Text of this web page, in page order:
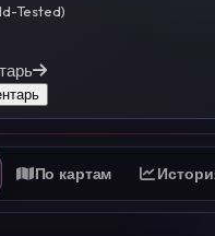
Tested)
По картам